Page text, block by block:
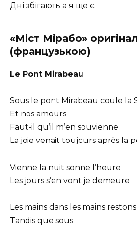
Дні збігають а я ще є.
«Міст Мірабо» оригінал
(французькою)
Le Pont Mirabeau
Sous le pont Mirabeau coule la
Et nos amours
Faut-il qu’il m’en souvienne
La joie venait toujours après la
Vienne la nuit sonne l’heure
Les jours s’en vont je demeure
Les mains dans les mains
Tandis que sous